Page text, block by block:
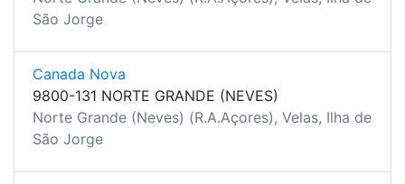
São Jorge
Canada Nova
9800-131 NORTE GRANDE (NEVES)
Norte Grande (Neves) (R.A.Açores), Velas, Ilha de
São Jorge